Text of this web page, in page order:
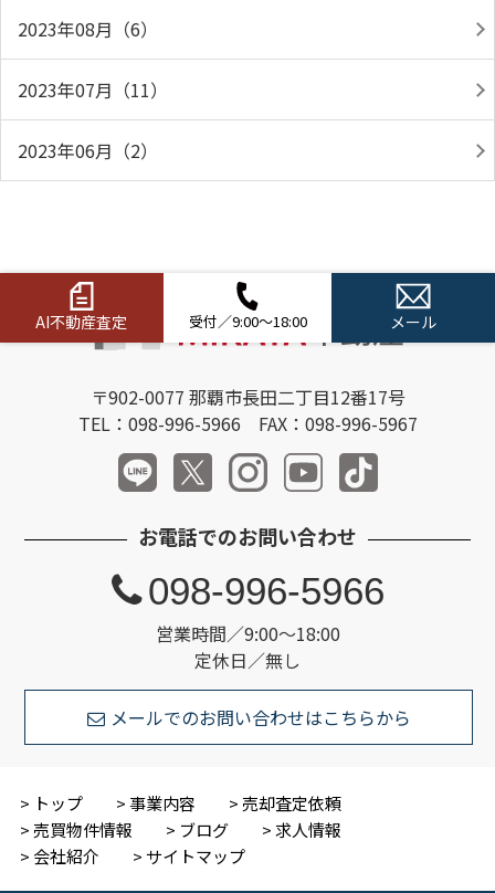
2023年08月（6）
2023年07月（11）
2023年06月（2）
AI不動産査定 受付／9:00～18:00 メール
〒902-0077 那覇市長田二丁目12番17号
TEL：098-996-5966 FAX：098-996-5967
お電話でのお問い合わせ
営業時間／9:00～18:00
定休日／無し
098-996-5966
メールでのお問い合わせはこちらから
トップ 事業内容
売却査定依頼
売買物件情報
ブログ
求人情報
会社紹介
サイトマップ